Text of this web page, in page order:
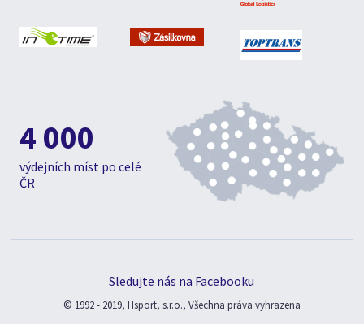
4 000
výdejních míst po celé
ČR
Sledujte nás na Facebooku
© 1992 - 2019, Hsport, s.r.o., Všechna práva vyhrazena